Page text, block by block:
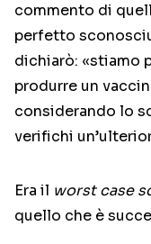
commento di
perfetto
dichiarò: «stiamo
produrre un
considerando lo
verifichi
Era il worst case
quello che è